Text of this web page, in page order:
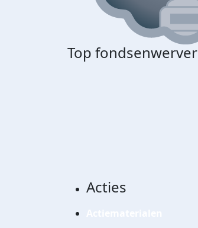
Top fondsenwerver
Acties